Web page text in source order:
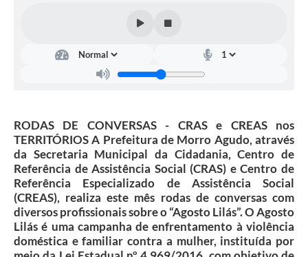
RODAS DE CONVERSAS - CRAS e CREAS nos
TERRITÓRIOS A Prefeitura de Morro Agudo, através
da Secretaria Municipal da Cidadania, Centro de
Referência de Assistência Social (CRAS) e Centro de
Referência Especializado de Assistência Social
(CREAS), realiza este mês rodas de conversas com
diversos profissionais sobre o “Agosto Lilás”. O Agosto
Lilás é uma campanha de enfrentamento à violência
doméstica e familiar contra a mulher, instituída por